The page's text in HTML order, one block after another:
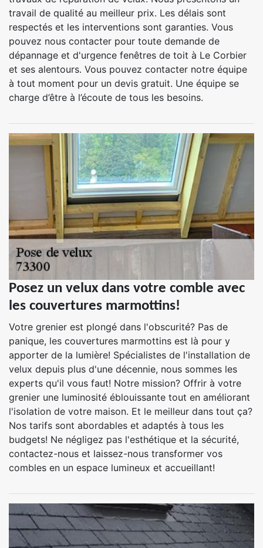
travail de qualité au meilleur prix. Les délais sont
respectés et les interventions sont garanties. Vous
pouvez nous contacter pour toute demande de
dépannage et d'urgence fenêtres de toit à Le Corbier
et ses alentours. Vous pouvez contacter notre équipe
à tout moment pour un devis gratuit. Une équipe se
charge d’être à l’écoute de tous les besoins.
Posez un velux dans votre comble avec
les couvertures marmottins!
Votre grenier est plongé dans l'obscurité? Pas de
panique, les couvertures marmottins est là pour y
apporter de la lumière! Spécialistes de l'installation de
velux depuis plus d'une décennie, nous sommes les
experts qu'il vous faut! Notre mission? Offrir à votre
grenier une luminosité éblouissante tout en améliorant
l'isolation de votre maison. Et le meilleur dans tout ça?
Nos tarifs sont abordables et adaptés à tous les
budgets! Ne négligez pas l'esthétique et la sécurité,
contactez-nous et laissez-nous transformer vos
combles en un espace lumineux et accueillant!